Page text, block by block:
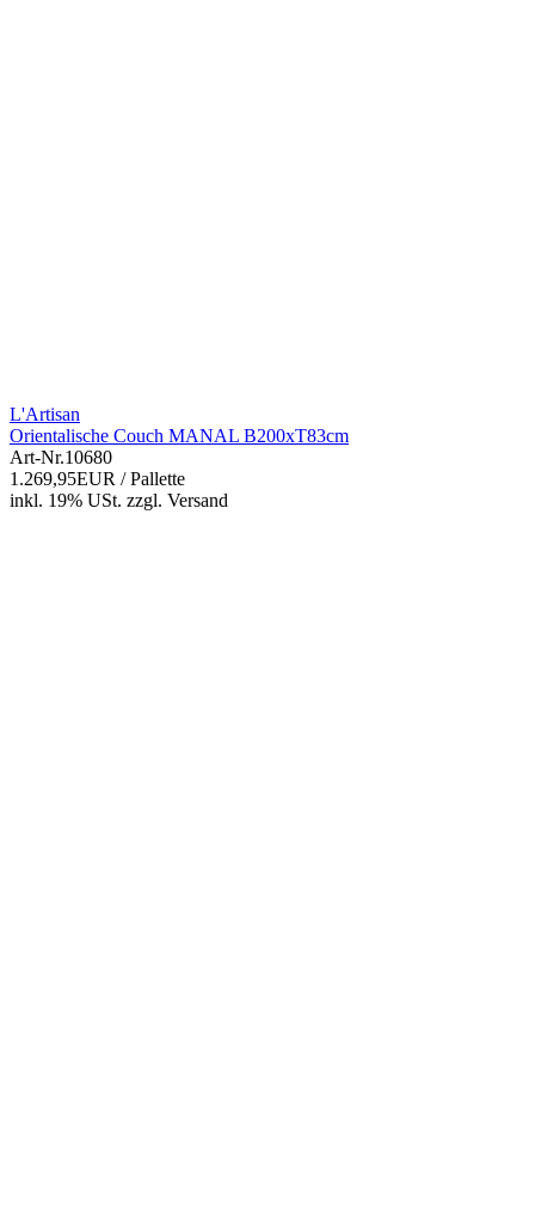
L'Artisan
Orientalische Couch MANAL B200xT83cm
Art-Nr.10680
1.269,95EUR / Pallette
inkl. 19% USt. zzgl. Versand